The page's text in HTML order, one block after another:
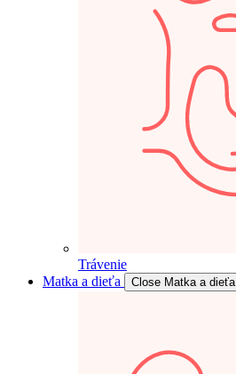
Trávenie
Matka a dieťa
Close Matka a dieťa